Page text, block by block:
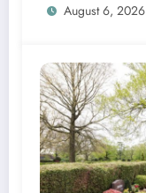
August 6, 2026